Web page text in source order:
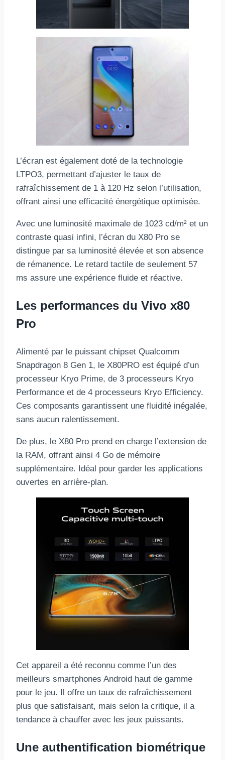
L’écran est également doté de la technologie
LTPO3, permettant d’ajuster le taux de
rafraîchissement de 1 à 120 Hz selon l’utilisation,
offrant ainsi une efficacité énergétique optimisée.
Avec une luminosité maximale de 1023 cd/m² et un
contraste quasi infini, l’écran du X80 Pro se
distingue par sa luminosité élevée et son absence
de rémanence. Le retard tactile de seulement 57
ms assure une expérience fluide et réactive.
Les performances du Vivo x80
Pro
Alimenté par le puissant chipset Qualcomm
Snapdragon 8 Gen 1, le X80PRO est équipé d’un
processeur Kryo Prime, de 3 processeurs Kryo
Performance et de 4 processeurs Kryo Efficiency.
Ces composants garantissent une fluidité inégalée,
sans aucun ralentissement.
De plus, le X80 Pro prend en charge l’extension de
la RAM, offrant ainsi 4 Go de mémoire
supplémentaire. Idéal pour garder les applications
ouvertes en arrière-plan.
Cet appareil a été reconnu comme l’un des
meilleurs smartphones Android haut de gamme
pour le jeu. Il offre un taux de rafraîchissement
plus que satisfaisant, mais selon la critique, il a
tendance à chauffer avec les jeux puissants.
Une authentification biométrique